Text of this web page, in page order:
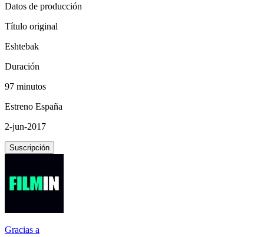
Datos de producción
Título original
Eshtebak
Duración
97 minutos
Estreno España
2-jun-2017
Suscripción
Gracias a